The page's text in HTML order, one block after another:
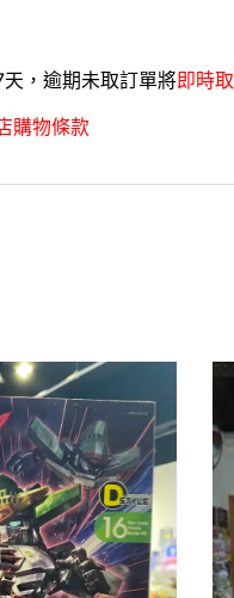
，逾期未取訂單將即時
購物條款